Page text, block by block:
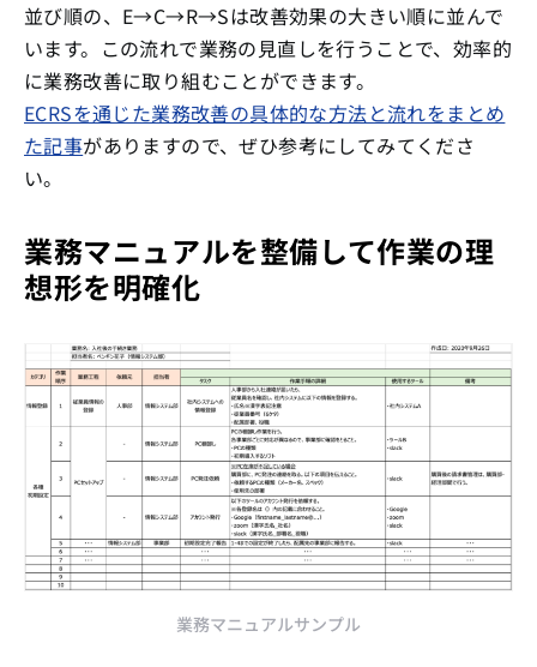
並び順の、E→C→R→Sは改善効果の大きい順に並んで
います。この流れで業務の見直しを行うことで、効率的
に業務改善に取り組むことができます。
ECRSを通じた業務改善の具体的な方法と流れをまとめ
た記事がありますので、ぜひ参考にしてみてくださ
い。
業務マニュアルを整備して作業の理
想形を明確化
業務マニュアルサンプル